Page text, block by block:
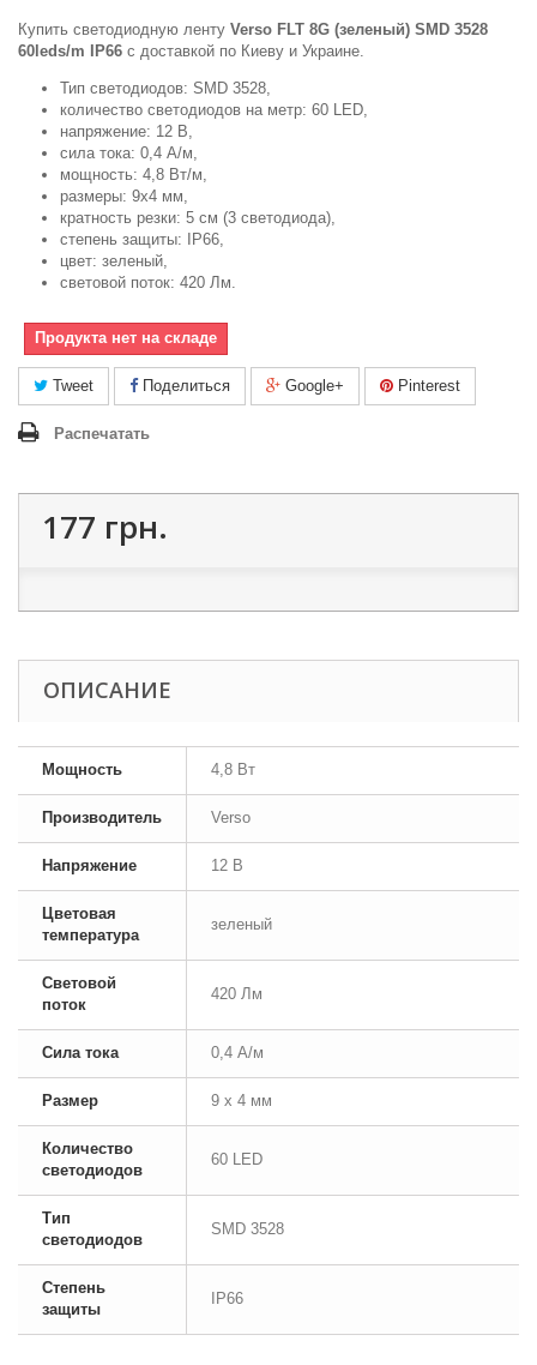
Купить светодиодную ленту Verso FLT 8G (зеленый) SMD 3528
60leds/m IP66 с доставкой по Киеву и Украине.
Тип светодиодов: SMD 3528,
количество светодиодов на метр: 60 LED,
напряжение: 12 В,
сила тока: 0,4 А/м,
мощность: 4,8 Вт/м,
размеры: 9x4 мм,
кратность резки: 5 см (3 светодиода),
степень защиты: IP66,
цвет: зеленый,
световой поток: 420 Лм.
Продукта нет на складе
Tweet Поделиться Google+ Pinterest
Распечатать
177 грн.
ОПИСАНИЕ
Мощность 4,8 Вт
Производитель Verso
Напряжение 12 В
Цветовая
температура
зеленый
Световой
поток
420 Лм
Сила тока 0,4 А/м
Размер 9 x 4 мм
Количество
светодиодов
60 LED
Тип
светодиодов
SMD 3528
Степень
защиты
IP66